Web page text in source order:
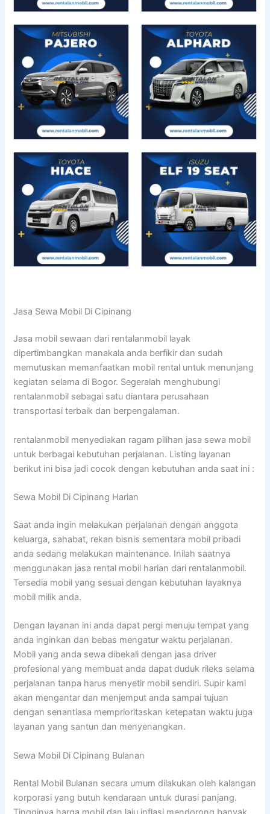
Jasa Sewa Mobil Di Cipinang
Jasa mobil sewaan dari rentalanmobil layak
dipertimbangkan manakala anda berfikir dan sudah
memutuskan memanfaatkan mobil rental untuk menunjang
kegiatan selama di Bogor. Segeralah menghubungi
rentalanmobil sebagai satu diantara perusahaan
transportasi terbaik dan berpengalaman.
rentalanmobil menyediakan ragam pilihan jasa sewa mobil
untuk berbagai kebutuhan perjalanan. Listing layanan
berikut ini bisa jadi cocok dengan kebutuhan anda saat ini :
Sewa Mobil Di Cipinang Harian
Saat anda ingin melakukan perjalanan dengan anggota
keluarga, sahabat, rekan bisnis sementara mobil pribadi
anda sedang melakukan maintenance. Inilah saatnya
menggunakan jasa rental mobil harian dari rentalanmobil.
Tersedia mobil yang sesuai dengan kebutuhan layaknya
mobil milik anda.
Dengan layanan ini anda dapat pergi menuju tempat yang
anda inginkan dan bebas mengatur waktu perjalanan.
Mobil yang anda sewa dibekali dengan jasa driver
profesional yang membuat anda dapat duduk rileks selama
perjalanan tanpa harus menyetir mobil sendiri. Supir kami
akan mengantar dan menjemput anda sampai tujuan
dengan senantiasa memprioritaskan ketepatan waktu juga
layanan yang santun dan menyenangkan.
Sewa Mobil Di Cipinang Bulanan
Rental Mobil Bulanan secara umum dilakukan oleh kalangan
korporasi yang butuh kendaraan untuk durasi panjang.